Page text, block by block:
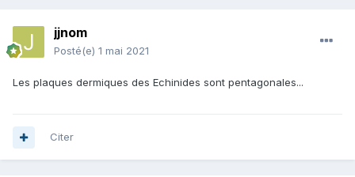
jjnom
Posté(e) 1 mai 2021
Les plaques dermiques des Echinides sont pentagonales...
Citer